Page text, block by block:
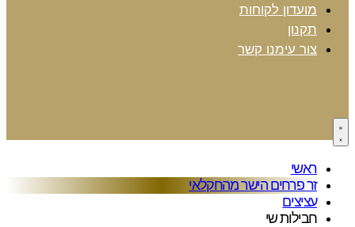
מועדון לקוחות
תקנון
צור עימנו קשר
ראשי
זר פרחים הישר מהחקלאי
עציצים
חבילות שי